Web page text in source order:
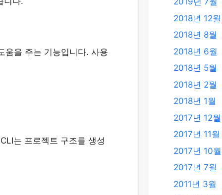
움을 주는 기능입니다. 사용
는 프로젝트 구조를 생성
2018년 12월
2018년 8월
2018년 6월
2018년 5월
2018년 2월
2018년 1월
2017년 12월
2017년 11월
2017년 10월
2017년 7월
2011년 3월